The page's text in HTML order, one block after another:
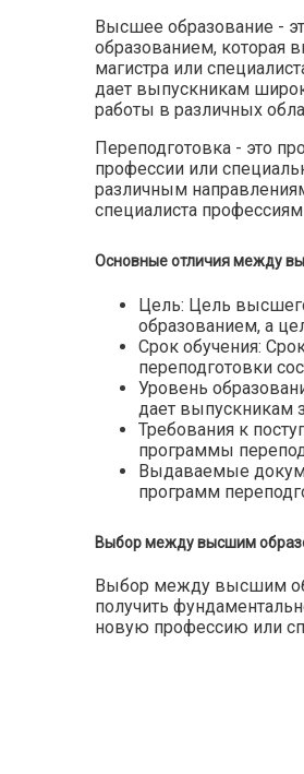
Высшее образование -
образованием, которая
магистра или
дает выпускникам
работы в различных
Переподготовка - это
профессии или
различным
специалиста
Основные отличия между
Цель: Цель
образованием, а
Срок обучения:
переподготовки
Уровень
дает выпускникам
Требования к
программы
Выдаваемые
программ
Выбор между высшим
Выбор между высшим
получить
новую профессию или